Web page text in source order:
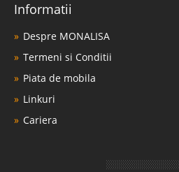
Informatii
Despre MONALISA
Termeni si Conditii
Piata de mobila
Linkuri
Cariera